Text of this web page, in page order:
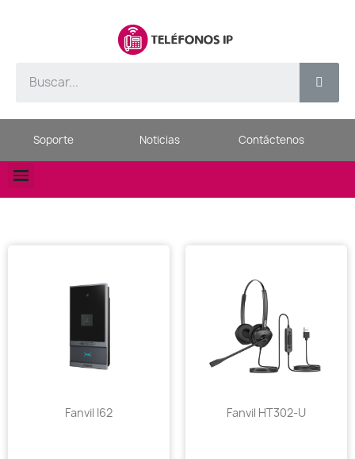
Soporte Noticias Contáctenos
Fanvil I62 Fanvil HT302-U